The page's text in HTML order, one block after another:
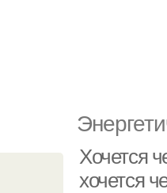
Хочется
хочется